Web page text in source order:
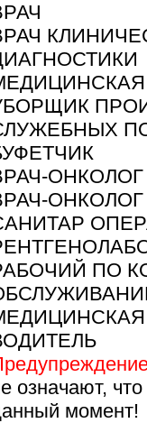
ОНКОЛОГ
ОНКОЛОГ
ПО
означают,
момент!